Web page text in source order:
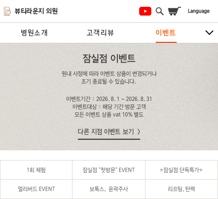
뷰티라운지 의원
병원소개 고객리뷰 이벤트
지점안내
잠실점 이벤트
이벤트기간 : 2026.8.1 ~ 2026.8.31
이벤트대상 : 해당 기간 방문 고객
원내 사정에 따라 이벤트 상품이 변경되거나
조기 종료될 수 있습니다.
모든 이벤트 상품 vat 10% 별도
다른 지점 이벤트 보기
1회 체험 잠실점 "첫방문" EVENT ⭐️잠실점 단독특가⭐️
얼리버드 EVENT 보톡스, 윤곽주사 리프팅,탄력